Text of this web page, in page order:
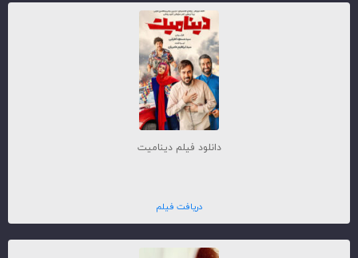
دانلود فیلم دینامیت
دریافت فیلم